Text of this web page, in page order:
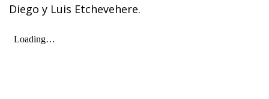
Diego y Luis Etchevehere.